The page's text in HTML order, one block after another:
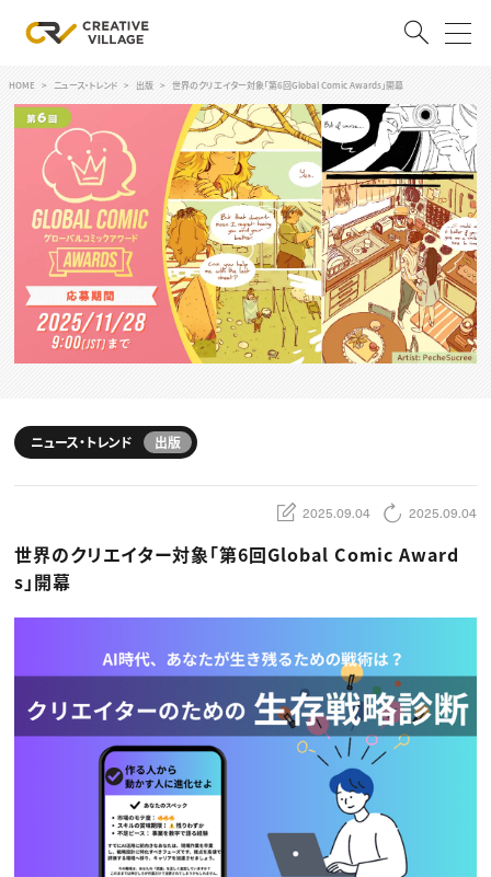
ログイン 会員登録
RECRUIT
クリエイター求人を探す
CREATIVE JOB求人検索
特集求人
採用説明会
転職支援サービス
CONTENTS
スキルアップしたい！ トップ
デザイン
動画配信・映像制作
ディレクション
業界解説・キャリア事情
お役立ち基礎知識
TOP Creator’s コラム
ゲームクリエイター
映像クリエイター
マーケッター
C＆R Magazine
ニュース・トレンド
ゲーム・エンタメ
広告
出版
CREATIVE VILLAGEからのお知らせ
プロフェッショナル×つながる×メディア
HOME ニュース・トレンド 出版 世界のクリエイター対象「第6回Global Comic Awards」開幕
ニュース・トレンド 出版
2025.09.04 2025.09.04
世界のクリエイター対象「第6回Global Comic Award
s」開幕